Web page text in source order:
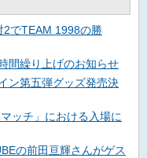
2でTEAM 1998の勝
間繰り上げのお知らせ
ン第五弾グッズ発売決
ッチ」における入場に
の前田亘輝さんがゲス